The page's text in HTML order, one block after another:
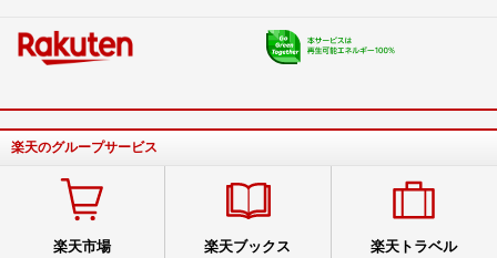
楽天のグループサービス
楽天市場 楽天ブックス 楽天トラベル